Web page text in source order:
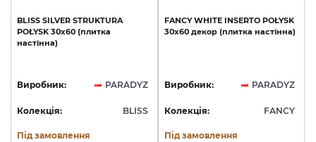
BLISS SILVER STRUKTURA
POŁYSK 30х60 (плитка
настінна)
Виробник: PARADYZ
Колекція: BLISS
Під замовлення
FANCY WHITE INSERTO POŁYSK
30x60 декор (плитка настінна)
Виробник: PARADYZ
Колекція: FANCY
Під замовлення